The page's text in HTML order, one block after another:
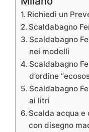
Richiedi un
Scaldabagno
Scaldabagno
nei modelli
Scaldabagno
d’ordine
Scaldabagno
ai litri
Scalda acqua
con disegno